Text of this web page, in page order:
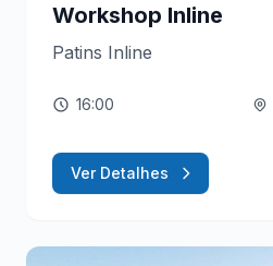
Workshop Inline
Patins Inline
16:00
Ver Detalhes